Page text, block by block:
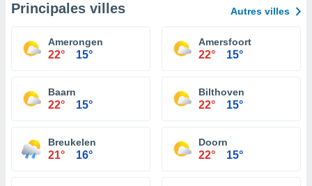
Principales villes Autres villes
Amerongen
22° 15°
Amersfoort
22° 15°
Baarn
22° 15°
Bilthoven
22° 15°
Breukelen
21° 16°
Doorn
22° 15°